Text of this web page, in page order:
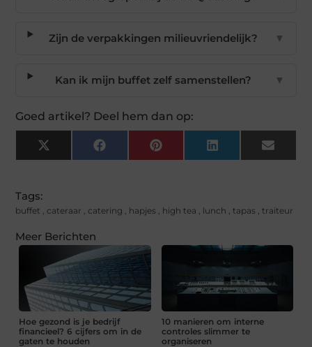
Zijn de verpakkingen milieuvriendelijk? ▼
Kan ik mijn buffet zelf samenstellen? ▼
Goed artikel? Deel hem dan op:
X
(Twitter)
FacebookPinterest LinkedIn Email
Tags:
buffet , cateraar , catering , hapjes , high tea , lunch , tapas , traiteur
Meer Berichten
Hoe gezond is je bedrijf
financieel? 6 cijfers om in de
gaten te houden
10 manieren om interne
controles slimmer te
organiseren